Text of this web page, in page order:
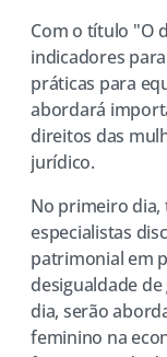
Com o título "O
indicadores
práticas para
abordará
direitos das
jurídico.
No primeiro dia,
especialistas
patrimonial em
desigualdade
dia, serão
feminino na